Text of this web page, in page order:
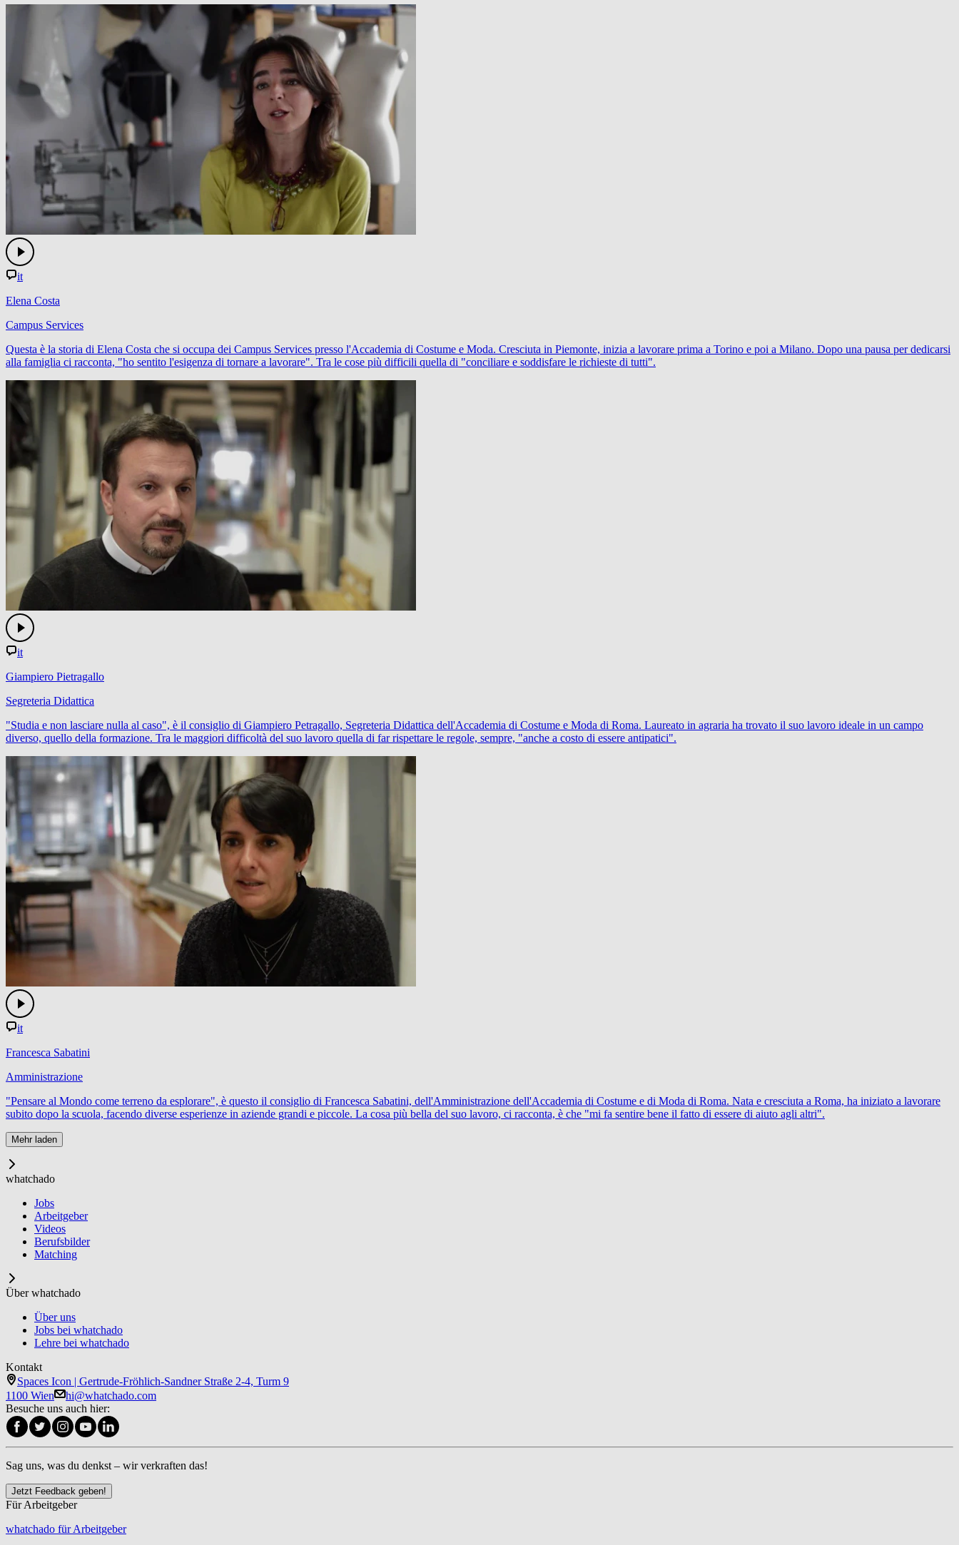
it
Elena Costa
Campus Services
Questa è la storia di Elena Costa che si occupa dei Campus Services presso l'Accademia di Costume e Moda. Cresciuta in Piemonte, inizia a lavorare prima a Torino e poi a Milano. Dopo una pausa per dedicarsi
alla famiglia ci racconta, "ho sentito l'esigenza di tornare a lavorare". Tra le cose più difficili quella di "conciliare e soddisfare le richieste di tutti".
it
Giampiero Pietragallo
Segreteria Didattica
"Studia e non lasciare nulla al caso", è il consiglio di Giampiero Petragallo, Segreteria Didattica dell'Accademia di Costume e Moda di Roma. Laureato in agraria ha trovato il suo lavoro ideale in un campo
diverso, quello della formazione. Tra le maggiori difficoltà del suo lavoro quella di far rispettare le regole, sempre, "anche a costo di essere antipatici".
it
Francesca Sabatini
Amministrazione
"Pensare al Mondo come terreno da esplorare", è questo il consiglio di Francesca Sabatini, dell'Amministrazione dell'Accademia di Costume e di Moda di Roma. Nata e cresciuta a Roma, ha iniziato a lavorare
subito dopo la scuola, facendo diverse esperienze in aziende grandi e piccole. La cosa più bella del suo lavoro, ci racconta, è che "mi fa sentire bene il fatto di essere di aiuto agli altri".
Mehr laden
whatchado
Jobs
Arbeitgeber
Videos
Berufsbilder
Matching
Über whatchado
Über uns
Jobs bei whatchado
Lehre bei whatchado
Kontakt
Spaces Icon | Gertrude-Fröhlich-Sandner Straße 2-4, Turm 9
1100 Wien
hi@whatchado.com
Besuche uns auch hier:
Sag uns, was du denkst – wir verkraften das!
Jetzt Feedback geben!
Für Arbeitgeber
whatchado für Arbeitgeber